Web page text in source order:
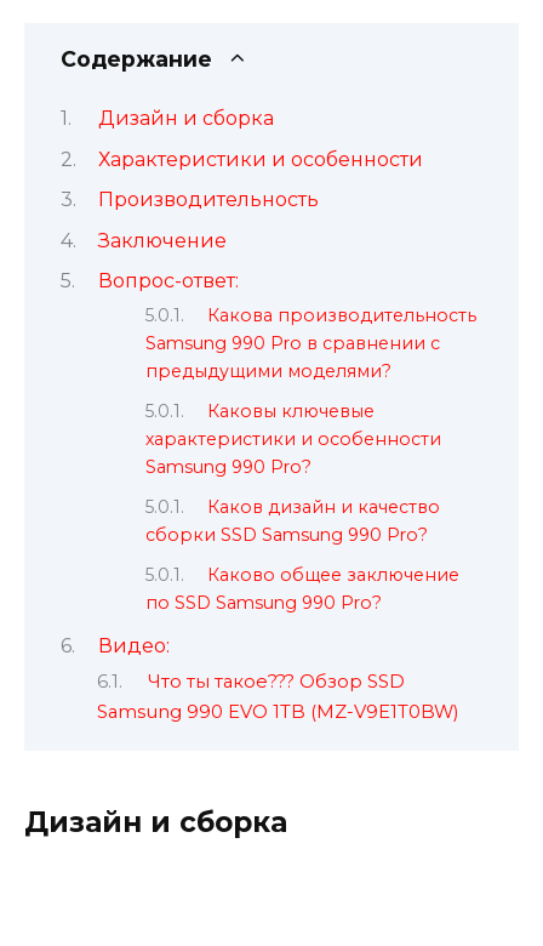
Содержание
Дизайн и сборка
Характеристики и особенности
Производительность
Заключение
Вопрос-ответ:
Какова производительность
Samsung 990 Pro в сравнении с
предыдущими моделями?
Каковы ключевые
характеристики и особенности
Samsung 990 Pro?
Каков дизайн и качество
сборки SSD Samsung 990 Pro?
Каково общее заключение
по SSD Samsung 990 Pro?
Видео:
Что ты такое??? Обзор SSD
Samsung 990 EVO 1TB (MZ-V9E1T0BW)
Дизайн и сборка